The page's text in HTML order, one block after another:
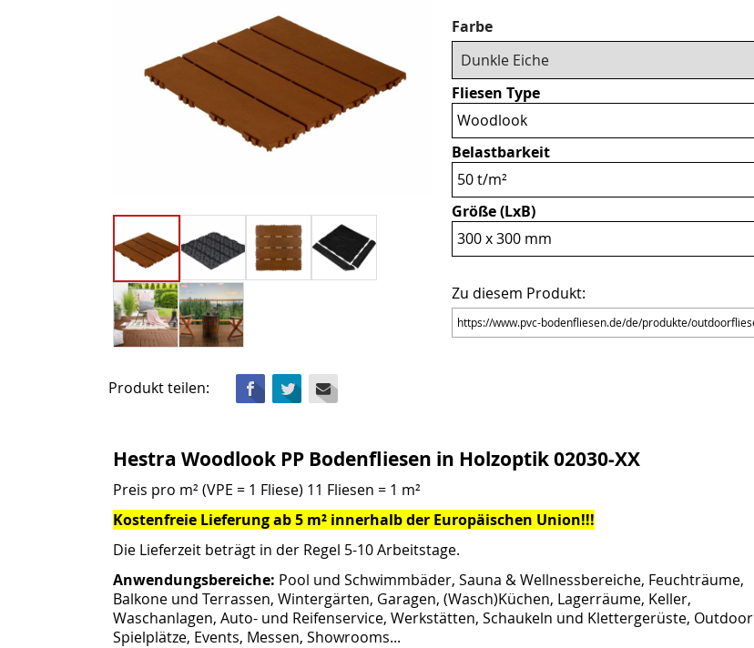
Produkt teilen: Facebook
Twitter
Pflichtfeld
Farbe
Fliesen Type
Woodlook
Belastbarkeit
50 t/m²
Größe (LxB)
300 x 300 mm
Zu diesem Produkt:
Hestra Woodlook PP Bodenfliesen in Holzoptik 02030-XX
Preis pro m² (VPE = 1 Fliese) 11 Fliesen = 1 m²
Kostenfreie Lieferung ab 5 m² innerhalb der Europäischen Union!!!
Die Lieferzeit beträgt in der Regel 5-10 Arbeitstage.
Anwendungsbereiche: Pool und Schwimmbäder, Sauna & Wellnessbereiche, Feuchträume,
Balkone und Terrassen, Wintergärten, Garagen, (Wasch)Küchen, Lagerräume, Keller,
Waschanlagen, Auto- und Reifenservice, Werkstätten, Schaukeln und Klettergerüste, Outdoor
Spielplätze, Events, Messen, Showrooms...